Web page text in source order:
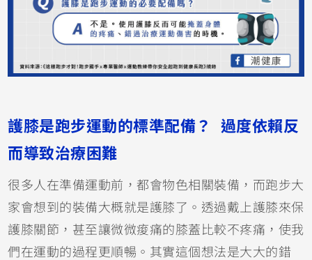
護膝是跑步運動的標準配備？ 過度依賴反
而導致治療困難
很多人在準備運動前，都會物色相關裝備，而跑步大
家會想到的裝備大概就是護膝了。透過戴上護膝來保
護膝關節，甚至讓微微痠痛的膝蓋比較不疼痛，使我
們在運動的過程更順暢。其實這個想法是大大的錯